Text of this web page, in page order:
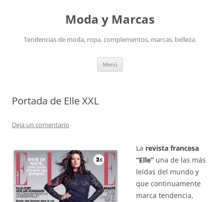
Moda y Marcas
Tendencias de moda, ropa, complementos, marcas, belleza.
Menú
Portada de Elle XXL
Deja un comentario
La revista francesa
“Elle” una de las más
leídas del mundo y
que continuamente
marca tendencia,